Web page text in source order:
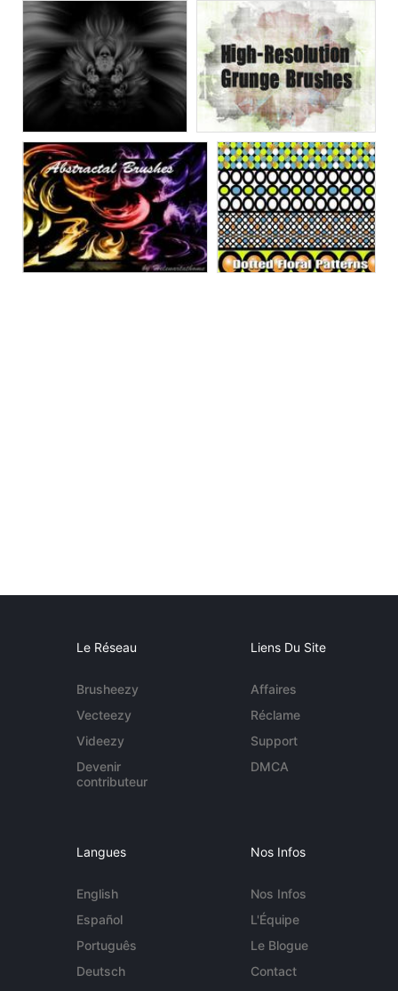
Le Réseau
Brusheezy
Vecteezy
Videezy
Devenir
contributeur
Liens Du Site
Affaires
Réclame
Support
DMCA
Langues
English
Español
Português
Deutsch
Nos Infos
Nos Infos
L'Équipe
Le Blogue
Contact